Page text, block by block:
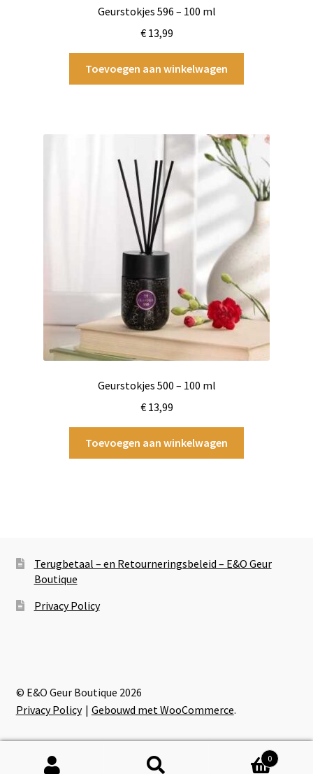
Geurstokjes 596 – 100 ml
€13,99
Toevoegen aan winkelwagen
Geurstokjes 500 – 100 ml
€13,99
Toevoegen aan winkelwagen
Terugbetaal – en Retourneringsbeleid – E&O Geur
Boutique
Privacy Policy
© E&O Geur Boutique 2026
Privacy Policy
Gebouwd met WooCommerce.
0